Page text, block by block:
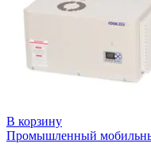
В корзину
Промышленный